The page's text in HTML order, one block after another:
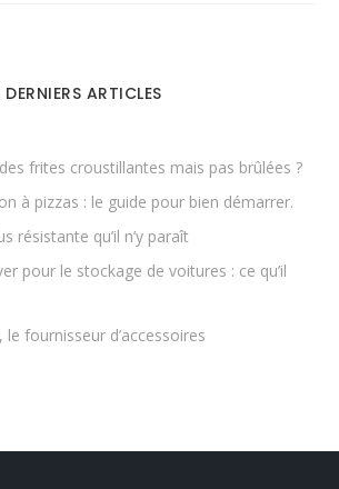
ARTICLES
frites croustillantes mais pas brûlées ?
à pizzas : le guide pour bien démarrer.
résistante qu’il n’y paraît
pour le stockage de voitures : ce qu’il
fournisseur d’accessoires